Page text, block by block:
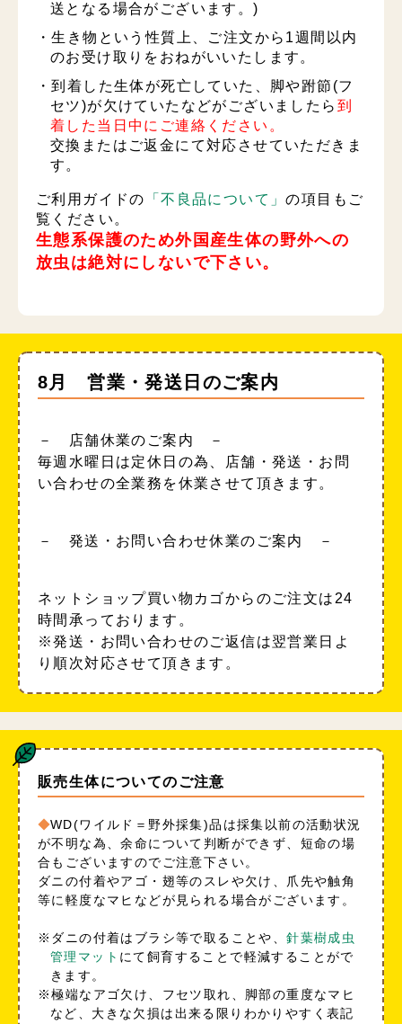
送となる場合がございます。)
・生き物という性質上、ご注文から1週間以内
のお受け取りをおねがいいたします。
・到着した生体が死亡していた、脚や跗節(フ
セツ)が欠けていたなどがございましたら 到
着した当日中にご連絡ください。
交換またはご返金にて対応させていただきま
す。
ご利用ガイドの 「不良品について」の項目もご
覧ください。
生態系保護のため外国産生体の野外への
放虫は絶対にしないで下さい。
8月 営業・発送日のご案内
－ 店舗休業のご案内 －
毎週水曜日は定休日の為、店舗・発送・お問
い合わせの全業務を休業させて頂きます。
－ 発送・お問い合わせ休業のご案内 －
ネットショップ買い物カゴからのご注文は24
時間承っております。
※発送・お問い合わせのご返信は翌営業日よ
り順次対応させて頂きます。
販売生体についてのご注意
WD(ワイルド＝野外採集)品は採集以前の活動状況
が不明な為、余命について判断ができず、短命の場
合もございますのでご注意下さい。
ダニの付着やアゴ・翅等のスレや欠け、爪先や触角
等に軽度なマヒなどが見られる場合がございます。
※ダニの付着はブラシ等で取ることや、針葉樹成虫
管理マット にて飼育することで軽減することがで
きます。
※極端なアゴ欠け、フセツ取れ、脚部の重度なマヒ
など、大きな欠損は出来る限りわかりやすく表記